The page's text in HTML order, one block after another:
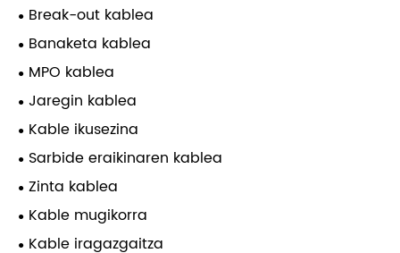
Break-out kablea
Banaketa kablea
MPO kablea
Jaregin kablea
Kable ikusezina
Sarbide eraikinaren kablea
Zinta kablea
Kable mugikorra
Kable iragazgaitza